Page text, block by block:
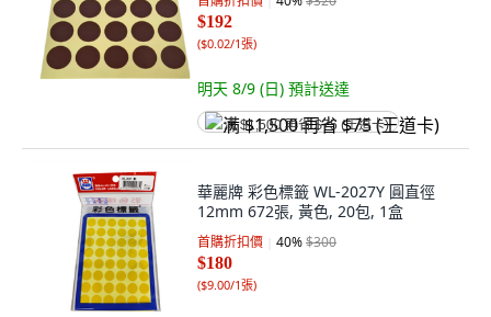
$192
($0.02/1張)
明天 8/9 (日) 預計送達
满 $1,500 再省 $75 (王道卡)
華麗牌 彩色標籤 WL-2027Y 圓直徑
12mm 672張, 黃色, 20包, 1盒
首購折扣價 40%$300
$180
($9.00/1張)